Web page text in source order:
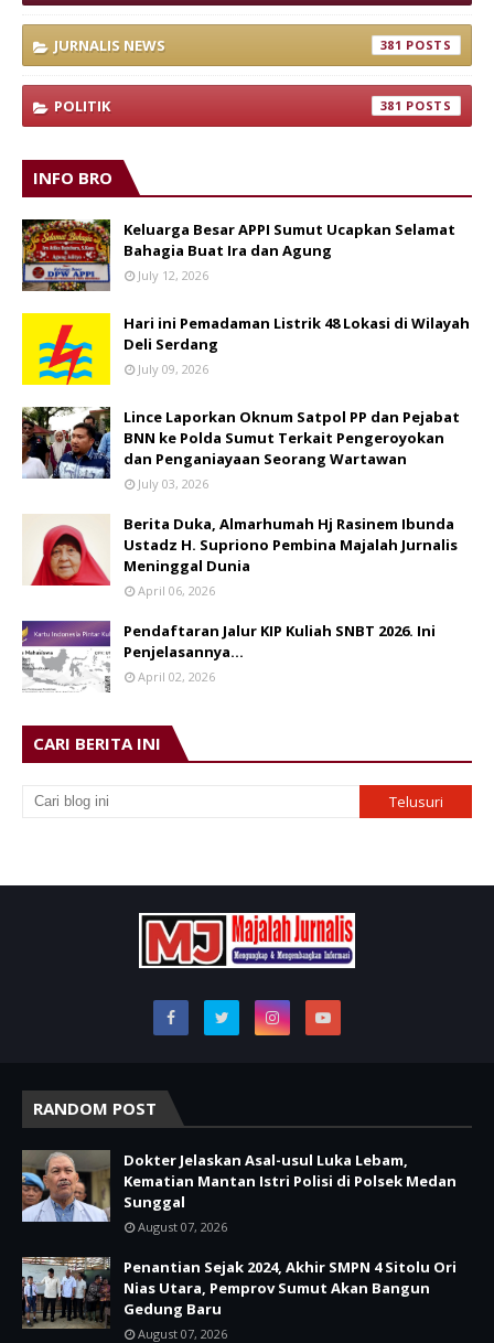
JURNALIS NEWS 381
POLITIK 381
INFO BRO
Keluarga Besar APPI Sumut Ucapkan Selamat
Bahagia Buat Ira dan Agung
July 12, 2026
Hari ini Pemadaman Listrik 48 Lokasi di Wilayah
Deli Serdang
July 09, 2026
Lince Laporkan Oknum Satpol PP dan Pejabat
BNN ke Polda Sumut Terkait Pengeroyokan
dan Penganiayaan Seorang Wartawan
July 03, 2026
Berita Duka, Almarhumah Hj Rasinem Ibunda
Ustadz H. Supriono Pembina Majalah Jurnalis
Meninggal Dunia
April 06, 2026
Pendaftaran Jalur KIP Kuliah SNBT 2026. Ini
Penjelasannya…
April 02, 2026
CARI BERITA INI
RANDOM POST
Dokter Jelaskan Asal-usul Luka Lebam,
Kematian Mantan Istri Polisi di Polsek Medan
Sunggal
August 07, 2026
Penantian Sejak 2024, Akhir SMPN 4 Sitolu Ori
Nias Utara, Pemprov Sumut Akan Bangun
Gedung Baru
August 07, 2026